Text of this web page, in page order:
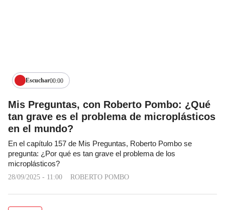
Escuchar00:00
tan grave es el problema de microplásticos
en el mundo?
pregunta: ¿Por qué es tan grave el problema de los
microplásticos?
28/09/2025 - 11:00